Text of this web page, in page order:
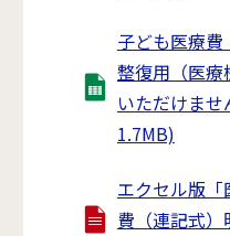
子ども医療
整復用（医療
いただけま
1.7MB)
エクセル版
費（連記式